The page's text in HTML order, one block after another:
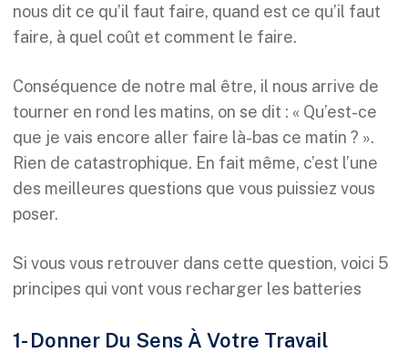
nous dit ce qu’il faut faire, quand est ce qu’il faut
faire, à quel coût et comment le faire.
Conséquence de notre mal être, il nous arrive de
tourner en rond les matins, on se dit : « Qu’est-ce
que je vais encore aller faire là-bas ce matin ? ».
Rien de catastrophique. En fait même, c’est l’une
des meilleures questions que vous puissiez vous
poser.
Si vous vous retrouver dans cette question, voici 5
principes qui vont vous recharger les batteries
1- Donner Du Sens À Votre Travail